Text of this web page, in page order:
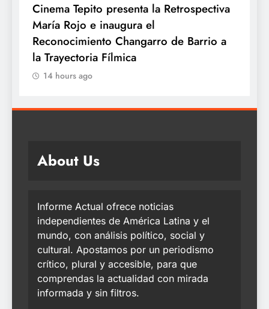
a
Kyoto celebra el Día Mundial del
con los auténticos sabores de Japón
14 hours ago
About Us
Informe Actual ofrece noticias
independientes de América Latina y el
mundo, con análisis político, social y
cultural. Apostamos por un periodismo
crítico, plural y accesible, para que
comprendas la actualidad con mirada
informada y sin filtros.